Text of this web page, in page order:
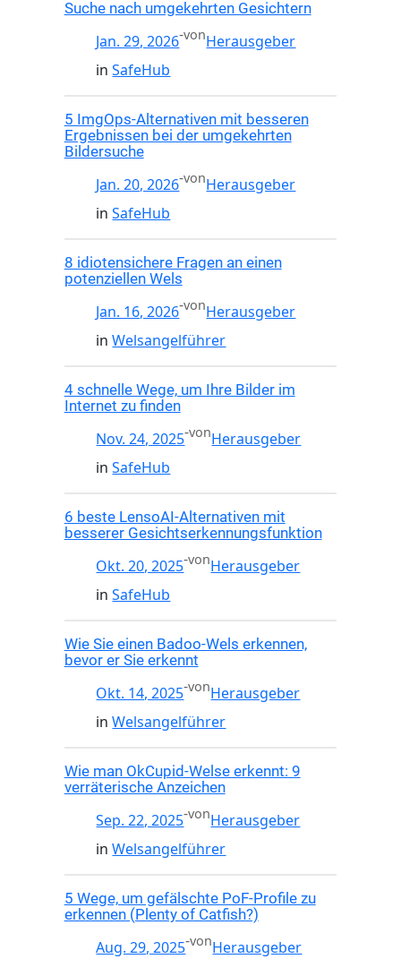
Suche nach umgekehrten Gesichtern
Jan. 29, 2026-vonHerausgeber
inSafeHub
5 ImgOps-Alternativen mit besseren
Ergebnissen bei der umgekehrten
Bildersuche
Jan. 20, 2026-vonHerausgeber
inSafeHub
8 idiotensichere Fragen an einen
potenziellen Wels
Jan. 16, 2026-vonHerausgeber
inWelsangelführer
4 schnelle Wege, um Ihre Bilder im
Internet zu finden
Nov. 24, 2025-vonHerausgeber
inSafeHub
6 beste LensoAI-Alternativen mit
besserer Gesichtserkennungsfunktion
Okt. 20, 2025-vonHerausgeber
inSafeHub
Wie Sie einen Badoo-Wels erkennen,
bevor er Sie erkennt
Okt. 14, 2025-vonHerausgeber
inWelsangelführer
Wie man OkCupid-Welse erkennt: 9
verräterische Anzeichen
Sep. 22, 2025-vonHerausgeber
inWelsangelführer
5 Wege, um gefälschte PoF-Profile zu
erkennen (Plenty of Catfish?)
Aug. 29, 2025-vonHerausgeber